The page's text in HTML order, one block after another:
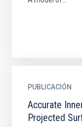
PUBLICACIÓN
Accurate
Projected